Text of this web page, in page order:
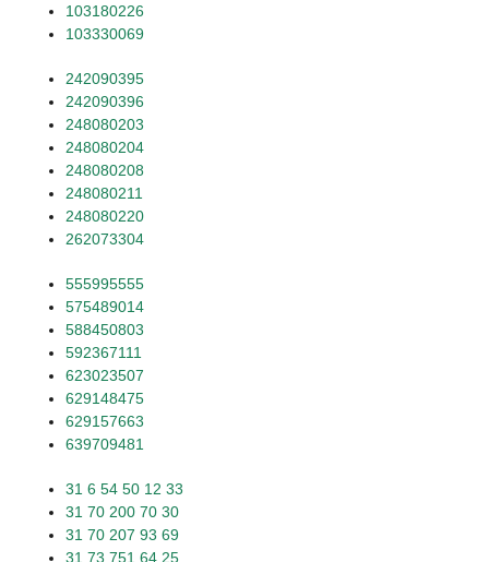
103180226
103330069
242090395
242090396
248080203
248080204
248080208
248080211
248080220
262073304
555995555
575489014
588450803
592367111
623023507
629148475
629157663
639709481
31 6 54 50 12 33
31 70 200 70 30
31 70 207 93 69
31 73 751 64 25